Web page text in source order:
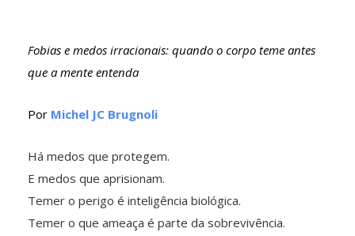
Fobias e medos irracionais: quando o corpo teme antes
que a mente entenda
Por Michel JC Brugnoli
Há medos que protegem.
E medos que aprisionam.
Temer o perigo é inteligência biológica.
Temer o que ameaça é parte da sobrevivência.